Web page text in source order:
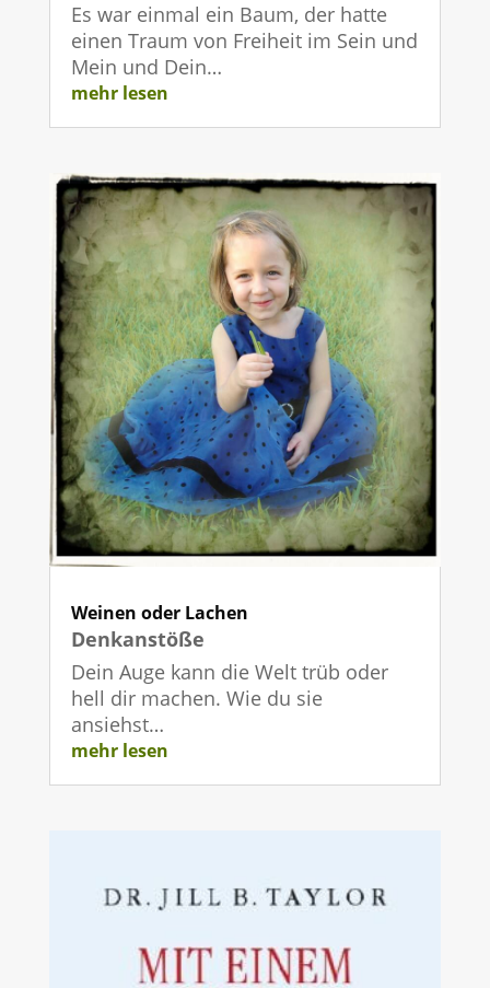
Es war einmal ein Baum, der hatte
einen Traum von Freiheit im Sein und
Mein und Dein…
mehr lesen
Weinen oder Lachen
Denkanstöße
Dein Auge kann die Welt trüb oder
hell dir machen. Wie du sie
ansiehst…
mehr lesen